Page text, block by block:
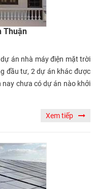
Thuận
án nhà máy điện mặt trời
đầu tư, 2 dự án khác được
nay chưa có dự án nào khởi
Xem tiếp